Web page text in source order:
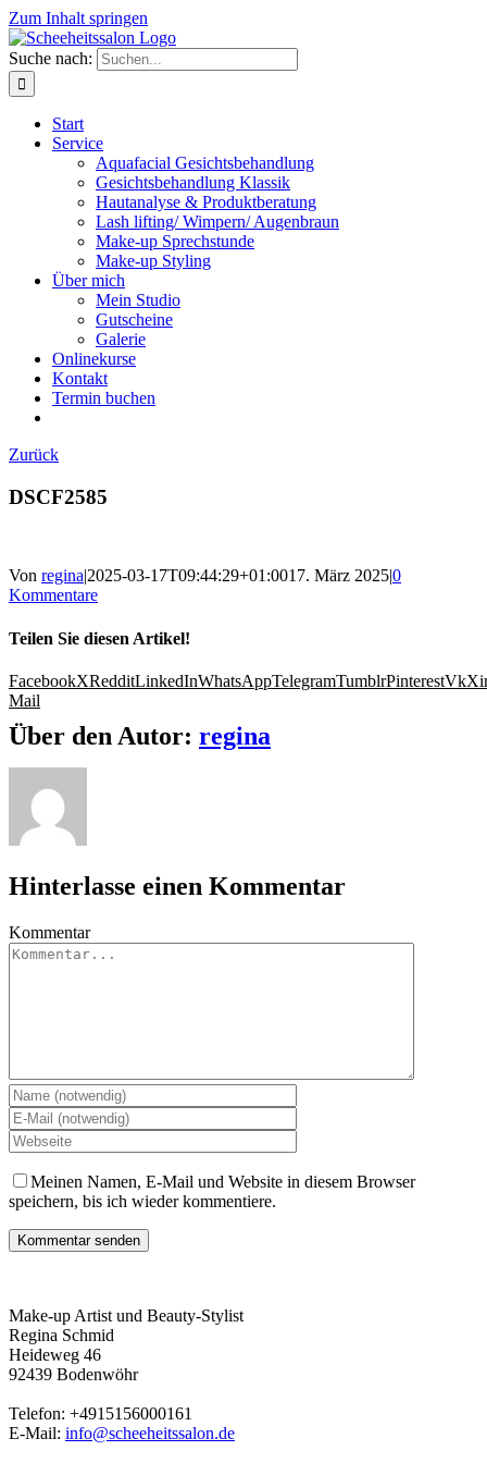
Zum Inhalt springen
Suche nach:
Start
Service
Aquafacial Gesichtsbehandlung
Gesichtsbehandlung Klassik
Hautanalyse & Produktberatung
Lash lifting/ Wimpern/ Augenbraun
Make-up Sprechstunde
Make-up Styling
Über mich
Mein Studio
Gutscheine
Galerie
Onlinekurse
Kontakt
Termin buchen
Zurück
DSCF2585
Von regina|2025-03-17T09:44:29+01:0017. März 2025|0
Kommentare
Teilen Sie diesen Artikel!
FacebookXRedditLinkedInWhatsAppTelegramTumblrPinterestVk
Mail
Über den Autor: regina
Hinterlasse einen Kommentar
Kommentar
Meinen Namen, E-Mail und Website in diesem Browser
speichern, bis ich wieder kommentiere.
Make-up Artist und Beauty-Stylist
Regina Schmid
Heideweg 46
92439 Bodenwöhr
Telefon: +4915156000161
E-Mail: info@scheeheitssalon.de